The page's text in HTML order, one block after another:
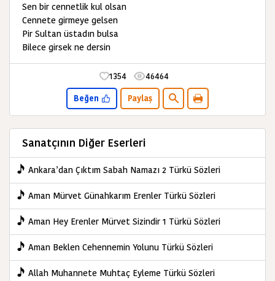
Sen bir cennetlik kul olsan
Cennete girmeye gelsen
Pir Sultan üstadın bulsa
Bilece girsek ne dersin
1354 46464
Beğen Paylaş
Sanatçının Diğer Eserleri
Ankara’dan Çıktım Sabah Namazı 2 Türkü Sözleri
Aman Mürvet Günahkarım Erenler Türkü Sözleri
Aman Hey Erenler Mürvet Sizindir 1 Türkü Sözleri
Aman Beklen Cehennemin Yolunu Türkü Sözleri
Allah Muhannete Muhtaç Eyleme Türkü Sözleri